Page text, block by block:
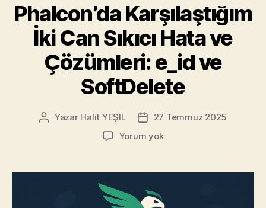
Phalcon’da Karşılaştığım
İki Can Sıkıcı Hata ve
Çözümleri: e_id ve
SoftDelete
Yazının
Yazar Halit YEŞİL
Yazı
tarihi
27 Temmuz 2025
Yorum yokPhalcon’da
Can
Hata